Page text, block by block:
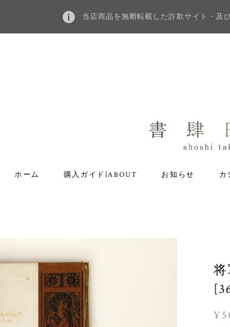
当店商品を無断転載した詐欺サイト・及
ホーム 購入ガイド|ABOUT お知らせ カ